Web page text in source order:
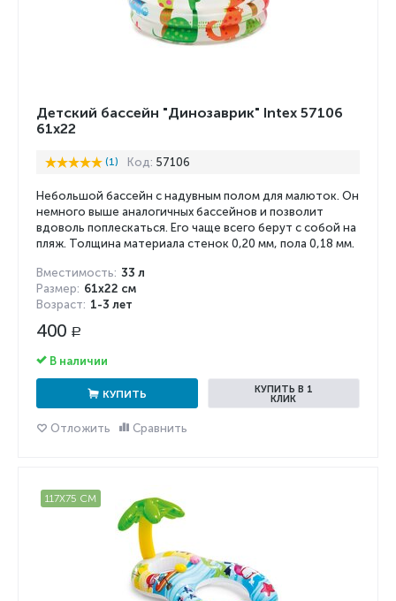
Детский бассейн "Динозаврик" Intex 57106
61x22
(1) Код: 57106
Небольшой бассейн с надувным полом для малюток. Он
немного выше аналогичных бассейнов и позволит
вдоволь поплескаться. Его чаще всего берут с собой на
пляж. Толщина материала стенок 0,20 мм, пола 0,18 мм.
Вместимость: 33 л
Размер: 61х22 см
Возраст: 1-3 лет
400 Р
В наличии
КУПИТЬ
КУПИТЬ В 1
КЛИК
Отложить Сравнить
117X75 СМ